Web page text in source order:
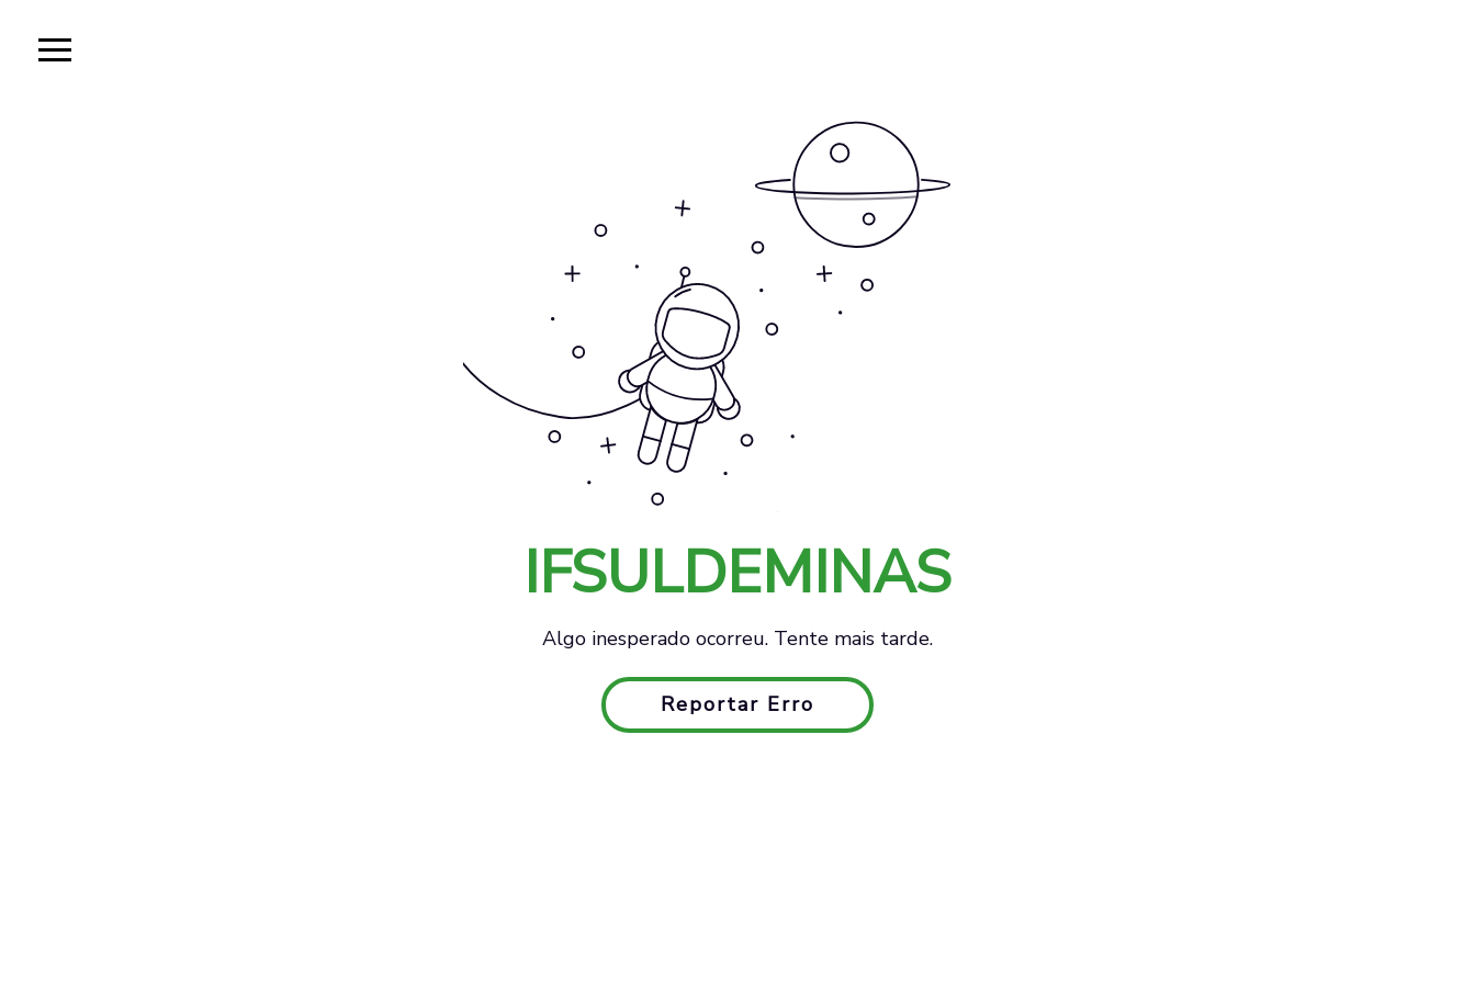
IFSULDEMINAS
Algo inesperado ocorreu. Tente mais tarde.
Reportar Erro